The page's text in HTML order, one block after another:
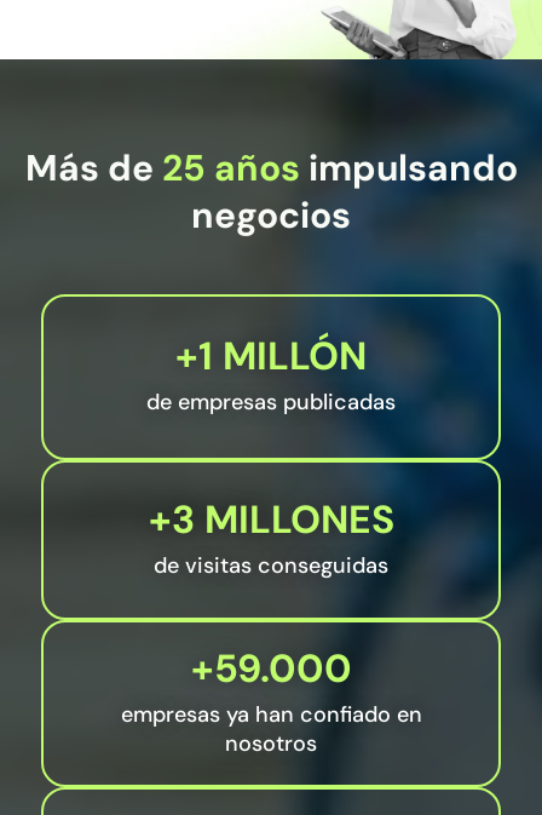
Más de 25 años impulsando
negocios
+1 MILLÓN
de empresas publicadas
+3 MILLONES
de visitas conseguidas
+59.000
empresas ya han confiado en
nosotros